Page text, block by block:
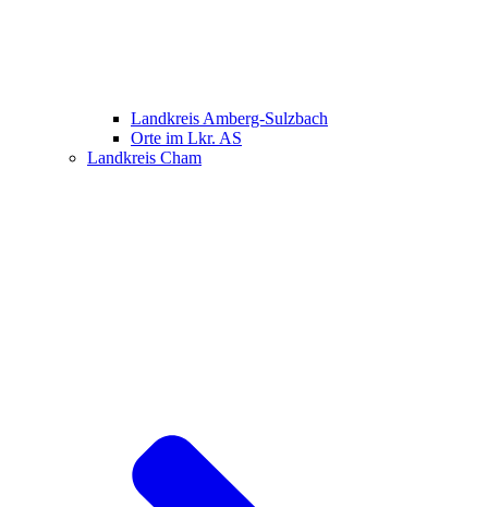
Landkreis Amberg-Sulzbach
Orte im Lkr. AS
Landkreis Cham